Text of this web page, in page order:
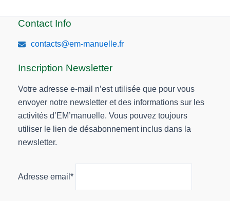
Contact Info
contacts@em-manuelle.fr
Inscription Newsletter
Votre adresse e-mail n’est utilisée que pour vous
envoyer notre newsletter et des informations sur les
activités d’EM’manuelle. Vous pouvez toujours
utiliser le lien de désabonnement inclus dans la
newsletter.
Adresse email*